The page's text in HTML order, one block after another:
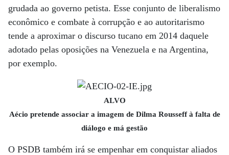
grudada ao governo petista. Esse conjunto de liberalismo
econômico e combate à corrupção e ao autoritarismo
tende a aproximar o discurso tucano em 2014 daquele
adotado pelas oposições na Venezuela e na Argentina,
por exemplo.
ALVO
Aécio pretende associar a imagem de Dilma Rousseff à falta de
diálogo e má gestão
O PSDB também irá se empenhar em conquistar aliados